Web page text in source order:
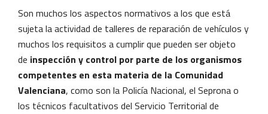
Son muchos los aspectos normativos a los que está
sujeta la actividad de talleres de reparación de vehículos y
muchos los requisitos a cumplir que pueden ser objeto
de inspección y control por parte de los organismos
competentes en esta materia de la Comunidad
Valenciana, como son la Policía Nacional, el Seprona o
los técnicos facultativos del Servicio Territorial de